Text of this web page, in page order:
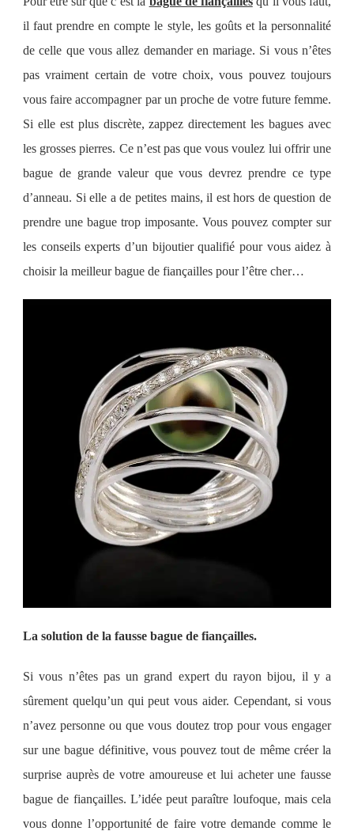
il faut prendre en compte le style, les goûts et la personnalité
de celle que vous allez demander en mariage. Si vous n’êtes
pas vraiment certain de votre choix, vous pouvez toujours
vous faire accompagner par un proche de votre future femme.
Si elle est plus discrète, zappez directement les bagues avec
les grosses pierres. Ce n’est pas que vous voulez lui offrir une
bague de grande valeur que vous devrez prendre ce type
d’anneau. Si elle a de petites mains, il est hors de question de
prendre une bague trop imposante. Vous pouvez compter sur
les conseils experts d’un bijoutier qualifié pour vous aidez à
choisir la meilleur bague de fiançailles pour l’être cher…
La solution de la fausse bague de fiançailles.
Si vous n’êtes pas un grand expert du rayon bijou, il y a
sûrement quelqu’un qui peut vous aider. Cependant, si vous
n’avez personneou que vous doutez trop pour vous engager
sur une bague définitive, vous pouvez tout de même créer la
surprise auprès de votre amoureuse et lui acheter une fausse
bague de fiançailles. L’idée peut paraître loufoque, mais cela
vous donne l’opportunité de faire votre demande comme le